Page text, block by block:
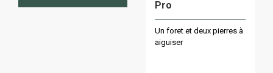
Pro
Un foret et deux pierres à
aiguiser